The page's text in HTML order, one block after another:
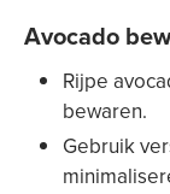
Avocado
Rijpe
bewaren.
Gebruik